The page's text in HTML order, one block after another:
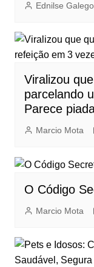
Ednilse Galego
Viralizou
parcelando
Parece
Marcio Mota
O Código
Marcio Mota